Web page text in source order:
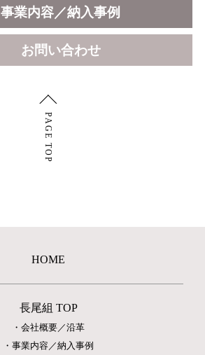
事業内容／納入事例
お問い合わせ
PAGE TOP
HOME
長尾組 TOP
・会社概要／沿革
・事業内容／納入事例